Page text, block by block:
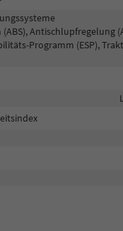
Antischlupfregelung
Programm (ESP),